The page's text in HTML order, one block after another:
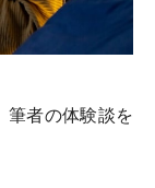
筆者の体験談を